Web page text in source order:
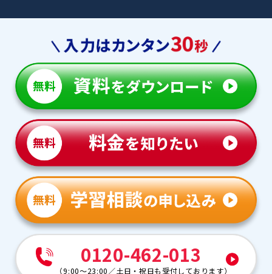
0120-462-013
（9:00～23:00 ／土日・祝日も受付しております）